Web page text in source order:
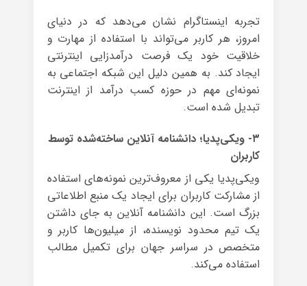
تجربه اینستاگرام نشان می‌دهد که در دنیای
امروز، هر کاربر می‌تواند با استفاده از مهارت و
خلاقیت خود یک فرصت درآمدزایی اینترنتی
ایجاد کند. به همین دلیل این شبکه اجتماعی به
نمونه‌ای مهم در حوزه کسب درآمد از اینترنت
تبدیل شده است.
۳- ویکی‌پدیا؛ دانشنامه آنلاین ساخته‌شده توسط
کاربران
ویکی‌پدیا یکی از معروف‌ترین نمونه‌های استفاده
از مشارکت کاربران برای ایجاد یک منبع اطلاعاتی
بزرگ است. این دانشنامه آنلاین به جای داشتن
یک تیم محدود نویسنده، از میلیون‌ها کاربر و
متخصص در سراسر جهان برای تکمیل مطالب
استفاده می‌کند.